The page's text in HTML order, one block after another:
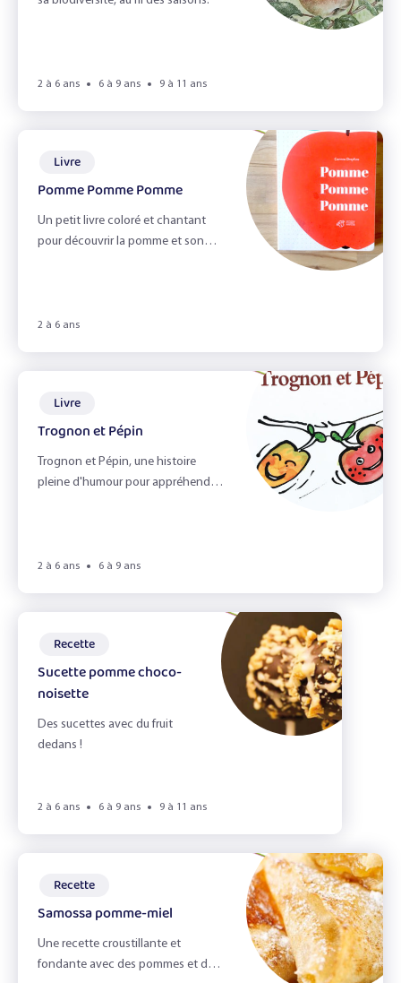
2 à 6 ans 6 à 9 ans 9 à 11 ans
Livre
Pomme Pomme Pomme
Un petit livre coloré et chantant
pour découvrir la pomme et son
2 à 6 ans
Livre
Trognon et Pépin
Trognon et Pépin, une histoire
pleine d'humour pour appréhender
2 à 6 ans 6 à 9 ans
Recette
Sucette pomme choco-
noisette
Des sucettes avec du fruit
dedans !
2 à 6 ans 6 à 9 ans 9 à 11 ans
Recette
Samossa pomme-miel
Une recette croustillante et
fondante avec des pommes et du